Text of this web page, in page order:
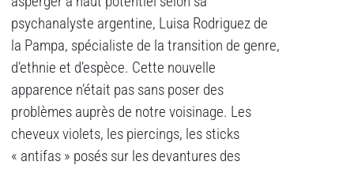
psychanalyste argentine, Luisa Rodriguez de
la Pampa, spécialiste de la transition de genre,
d’ethnie et d’espèce. Cette nouvelle
apparence n’était pas sans poser des
problèmes auprès de notre voisinage. Les
cheveux violets, les piercings, les sticks
« antifas » posés sur les devantures des